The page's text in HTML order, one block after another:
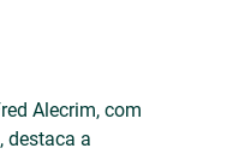
Alecrim, com
destaca a